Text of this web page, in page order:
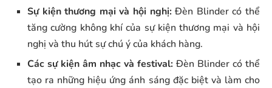
Sự kiện thương mại và hội nghị:Đèn Blinder có thể
tăng cường không khí của sự kiện thương mại và hội
nghị và thu hút sự chú ý của khách hàng.
Các sự kiện âm nhạc và festival: Đèn Blinder có thể
tạo ra những hiệu ứng ánh sáng đặc biệt và làm cho